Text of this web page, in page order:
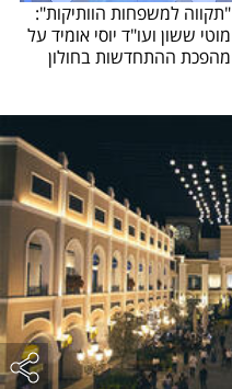
"תקווה למשפחות הוותיקות":
מוטי ששון ועו"ד יוסי אומיד על
מהפכת ההתחדשות בחולון